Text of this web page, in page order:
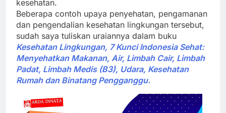
kesehatan.
Beberapa contoh upaya penyehatan, pengamanan
dan pengendalian kesehatan lingkungan tersebut,
sudah saya tuliskan uraiannya dalam buku
Kesehatan Lingkungan, 7 Kunci Indonesia Sehat:
Menyehatkan Makanan, Air, Limbah Cair, Limbah
Padat, Limbah Medis (B3), Udara, Kesehatan
Rumah dan Binatang Pengganggu.